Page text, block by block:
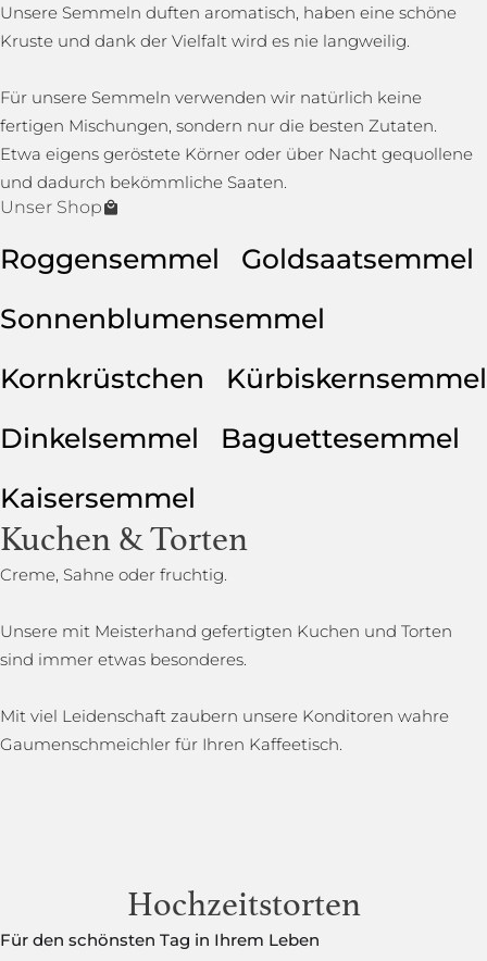
Unsere Semmeln duften aromatisch, haben eine schöne
Kruste und dank der Vielfalt wird es nie langweilig.
Für unsere Semmeln verwenden wir natürlich keine
fertigen Mischungen, sondern nur die besten Zutaten.
Etwa eigens geröstete Körner oder über Nacht gequollene
und dadurch bekömmliche Saaten.
Unser Shop
Roggensemmel
Goldsaatsemmel
Sonnenblumensemmel
Kornkrüstchen
Kürbiskernsemmel
Dinkelsemmel
Baguettesemmel
Kaisersemmel
Kuchen & Torten
Creme, Sahne oder fruchtig.
Unsere mit Meisterhand gefertigten Kuchen und Torten
sind immer etwas besonderes.
Mit viel Leidenschaft zaubern unsere Konditoren wahre
Gaumenschmeichler für Ihren Kaffeetisch.
Hochzeitstorten
Für den schönsten Tag in Ihrem Leben